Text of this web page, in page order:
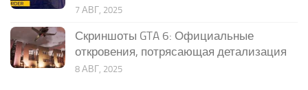
7 АВГ, 2025
Скриншоты GTA 6: Официальные
откровения, потрясающая детализация
8 АВГ, 2025